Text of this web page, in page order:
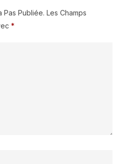
Pas Publiée. Les Champs
*